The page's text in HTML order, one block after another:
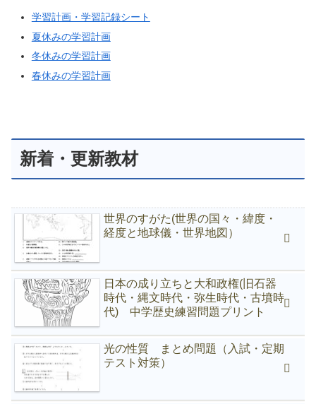
学習計画・学習記録シート
夏休みの学習計画
冬休みの学習計画
春休みの学習計画
新着・更新教材
世界のすがた(世界の国々・緯度・
経度と地球儀・世界地図）
日本の成り立ちと大和政権(旧石器
時代・縄文時代・弥生時代・古墳時
代) 中学歴史練習問題プリント
光の性質 まとめ問題（入試・定期
テスト対策）